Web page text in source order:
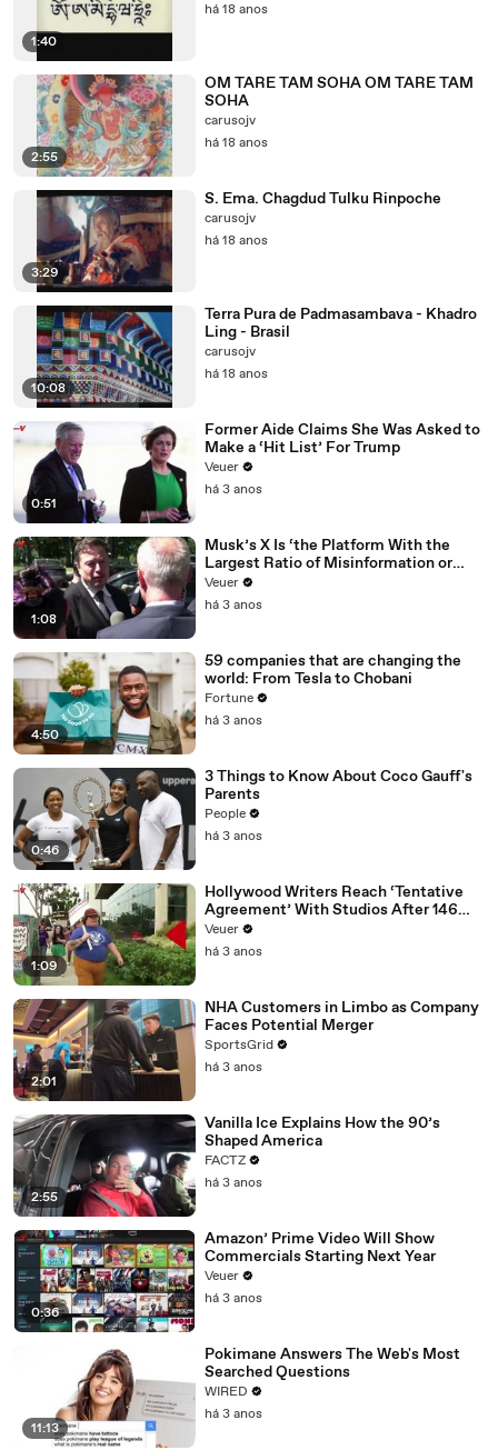
1:40
há 18 anos
2:55
OM TARE TAM SOHA OM TARE TAM
SOHA
carusojv
há 18 anos
3:29
S. Ema. Chagdud Tulku Rinpoche
carusojv
há 18 anos
10:08
Terra Pura de Padmasambava - Khadro
Ling - Brasil
carusojv
há 18 anos
0:51
Former Aide Claims She Was Asked to
Make a ‘Hit List’ For Trump
Veuer
há 3 anos
1:08
Musk’s X Is ‘the Platform With the
Largest Ratio of Misinformation or
Disinformation’ Amongst All Social
Media Platforms
Veuer
há 3 anos
4:50
59 companies that are changing the
world: From Tesla to Chobani
Fortune
há 3 anos
0:46
3 Things to Know About Coco Gauff's
Parents
People
há 3 anos
1:09
Hollywood Writers Reach ‘Tentative
Agreement’ With Studios After 146
Day Strike
Veuer
há 3 anos
2:01
NHA Customers in Limbo as Company
Faces Potential Merger
SportsGrid
há 3 anos
2:55
Vanilla Ice Explains How the 90’s
Shaped America
FACTZ
há 3 anos
0:36
Amazon’ Prime Video Will Show
Commercials Starting Next Year
Veuer
há 3 anos
11:13
Pokimane Answers The Web's Most
Searched Questions
WIRED
há 3 anos